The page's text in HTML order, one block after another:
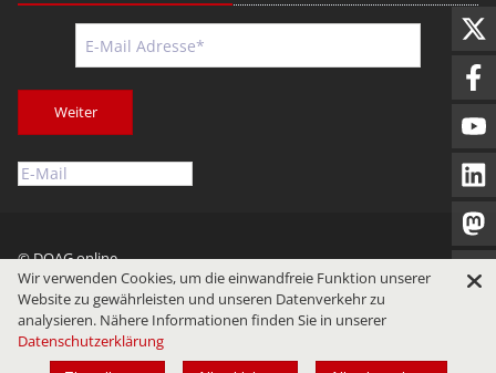
Weiter
© DOAG online
Impressum
Datenschutz Nutzungsbedingungen
Wir verwenden Cookies, um die einwandfreie Funktion unserer
Website zu gewährleisten und unseren Datenverkehr zu
analysieren. Nähere Informationen finden Sie in unserer
Datenschutzerklärung